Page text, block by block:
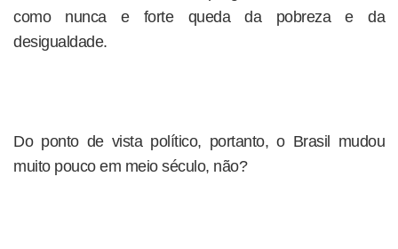
como nunca e forte queda da pobreza e da
desigualdade.
Do ponto de vista político, portanto, o Brasil mudou
muito pouco em meio século, não?